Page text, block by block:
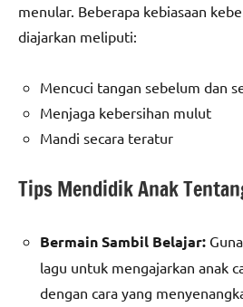
menular. Beberapa kebiasaan
diajarkan meliputi:
Mencuci tangan sebelum dan
Menjaga kebersihan mulut
Mandi secara teratur
Tips Mendidik Anak
Bermain Sambil Belajar:
lagu untuk mengajarkan anak
dengan cara yang